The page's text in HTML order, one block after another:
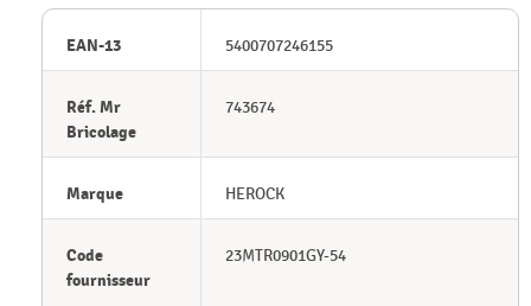
EAN-13 5400707246155
Réf. Mr
Bricolage
743674
Marque HEROCK
Code
fournisseur
23MTR0901GY-54